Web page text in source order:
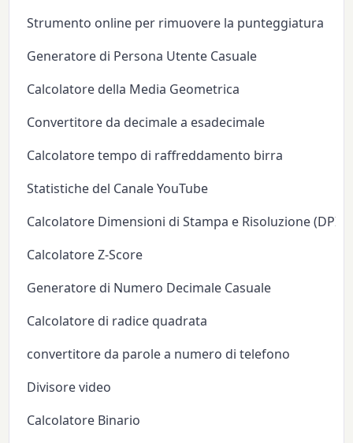
Strumento online per rimuovere la punteggiatura
Generatore di Persona Utente Casuale
Calcolatore della Media Geometrica
Convertitore da decimale a esadecimale
Calcolatore tempo di raffreddamento birra
Statistiche del Canale YouTube
Calcolatore Dimensioni di Stampa e Risoluzione (DPI/
Calcolatore Z-Score
Generatore di Numero Decimale Casuale
Calcolatore di radice quadrata
convertitore da parole a numero di telefono
Divisore video
Calcolatore Binario